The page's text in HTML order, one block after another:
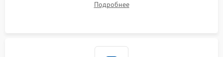
электронным весам. Контроль рабочего давления в системе.
Подробнее